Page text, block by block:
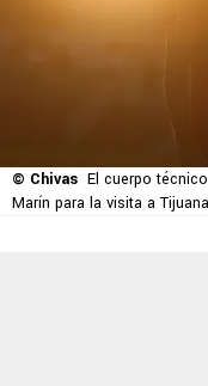
© Chivas El cuerpo
Marín para la visita a Tijuana